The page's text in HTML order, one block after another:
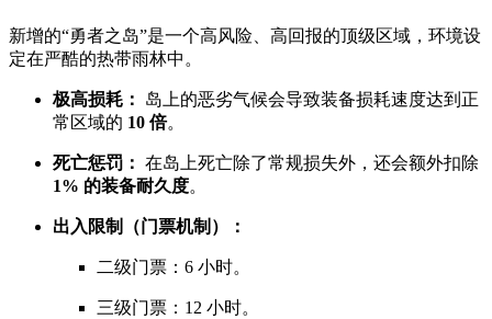
新增的“勇者之岛”是一个高风险、高回报的顶级区域，环境设
定在严酷的热带雨林中。
极高损耗：
岛上的恶劣气候会导致装备损耗速度达到正
常区域的 10 倍。
死亡惩罚： 在岛上死亡除了常规损失外，还会额外扣除
1% 的装备耐久度。
出入限制（门票机制）：
二级门票：6 小时。
三级门票：12 小时。